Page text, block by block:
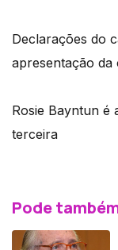
Declarações do
apresentação da
Rosie Bayntun é
terceira
Pode